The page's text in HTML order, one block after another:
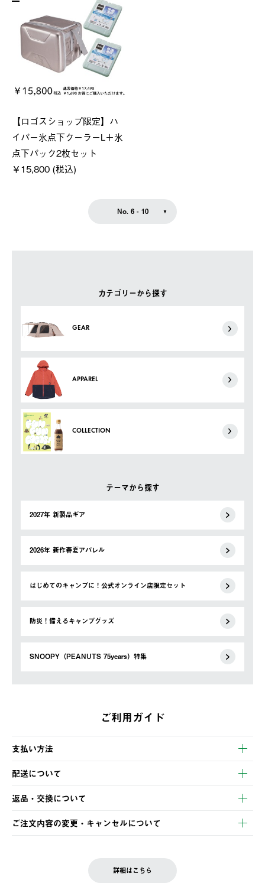
カテゴリーから探す
GEAR
APPAREL
COLLECTION
テーマから探す
2027年 新製品ギア
2026年 新作春夏アパレル
はじめてのキャンプに！公式オンライン店限定セット
防災！備えるキャンプグッズ
SNOOPY（PEANUTS 75years）特集
【ロゴスショップ限定】ハ
イパー氷点下クーラーL＋氷
点下パック2枚セット
￥15,800 (税込)
No. 6 - 10
ご利用ガイド
支払い方法
以下のいずれかの方法でお支払いいただけます。
・クレジットカード決済
・コンビニ決済
・Pay-easy決済
配送について
【発送スケジュール】
ご注文・ご入金完了より2営業日以内に商品を発送いたします。
土日祝の発送はございませんので、木曜日以降のご注文は週明け
の発送となる場合がございます。
返品・交換について
※お客様都合の場合
お客様都合の返品にかかる送料は、お客様ご負担とさせていただ
ご注文内容の変更・キャンセルについて
LOGOS FAMILY会員の方は、会員マイページ内 購入履歴画面に
詳細はこちら